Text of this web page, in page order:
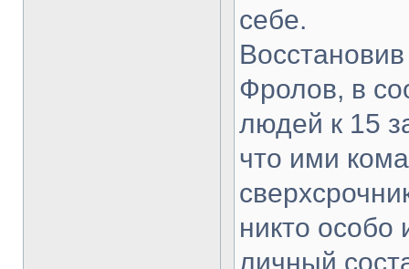
себе.
Фролов, в
людей к 15
что ими
никто особо
личный